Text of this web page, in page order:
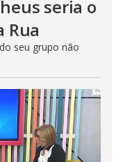
seria o
Rua
seu grupo não